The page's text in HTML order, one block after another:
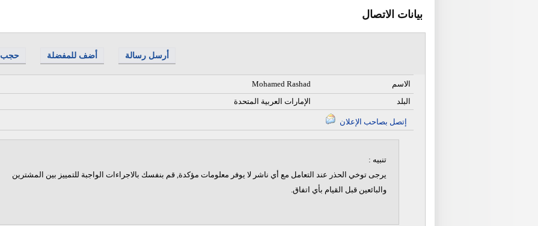
بيانات الاتصال
حجب أضف للمفضلة أرسل رسالة
Mohamed Rashad
الاسم
الإمارات العربية المتحدة
البلد
تنبيه :
يرجى توخي الحذر عند التعامل مع أي ناشر لا يوفر معلومات مؤكدة, قم بنفسك بالاجراءات الواجبة للتمييز بين المشترين
والبائعين قبل القيام بأي اتفاق.